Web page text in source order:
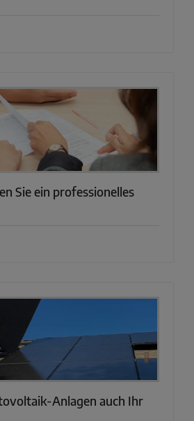
Sie ein professionelles
Anlagen auch Ihr